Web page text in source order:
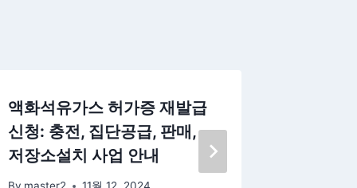
액화석유가스 허가증 재발급
신청: 충전, 집단공급, 판매,
저장소설치 사업 안내